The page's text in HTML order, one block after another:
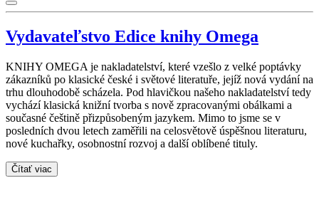
Vydavateľstvo Edice knihy Omega
KNIHY OMEGA je nakladatelství, které vzešlo z velké poptávky
zákazníků po klasické české i světové literatuře, jejíž nová vydání na
trhu dlouhodobě scházela. Pod hlavičkou našeho nakladatelství tedy
vychází klasická knižní tvorba s nově zpracovanými obálkami a
současné češtině přizpůsobeným jazykem. Mimo to jsme se v
posledních dvou letech zaměřili na celosvětově úspěšnou literaturu,
nové kuchařky, osobnostní rozvoj a další oblíbené tituly.
Čítať viac